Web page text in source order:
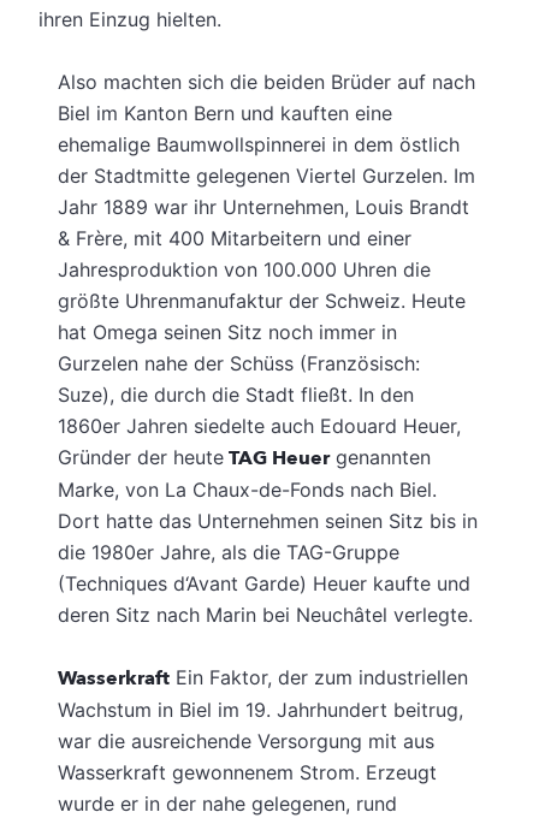
ihren Einzug hielten.
Also machten sich die beiden Brüder auf nach
Biel im Kanton Bern und kauften eine
ehemalige Baumwollspinnerei in dem östlich
der Stadtmitte gelegenen Viertel Gurzelen. Im
Jahr 1889 war ihr Unternehmen, Louis Brandt
& Frère, mit 400 Mitarbeitern und einer
Jahresproduktion von 100.000 Uhren die
größte Uhrenmanufaktur der Schweiz. Heute
hat Omega seinen Sitz noch immer in
Gurzelen nahe der Schüss (Französisch:
Suze), die durch die Stadt fließt. In den
1860er Jahren siedelte auch Edouard Heuer,
Gründer der heute TAG Heuergenannten
Marke, von La Chaux-de-Fonds nach Biel.
Dort hatte das Unternehmen seinen Sitz bis in
die 1980er Jahre, als die TAG-Gruppe
(Techniques d‘Avant Garde) Heuer kaufte und
deren Sitz nach Marin bei Neuchâtel verlegte.
Wasserkraft Ein Faktor, der zum industriellen
Wachstum in Biel im 19. Jahrhundert beitrug,
war die ausreichende Versorgung mit aus
Wasserkraft gewonnenem Strom. Erzeugt
wurde er in der nahe gelegenen, rund